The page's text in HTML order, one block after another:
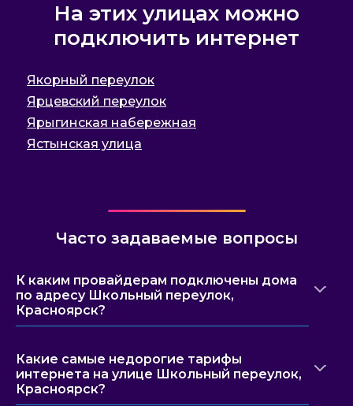
На этих улицах можно
подключить интернет
Якорный переулок
Ярцевский переулок
Ярыгинская набережная
Ястынская улица
Часто задаваемые вопросы
К каким провайдерам подключены дома
по адресу Школьный переулок,
Красноярск?
Какие самые недорогие тарифы
интернета на улице Школьный переулок,
Красноярск?